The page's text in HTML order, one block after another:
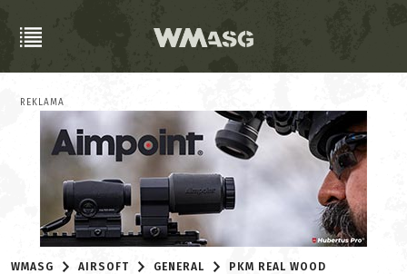
REKLAMA
WMASG AIRSOFT GENERAL PKM REAL WOOD